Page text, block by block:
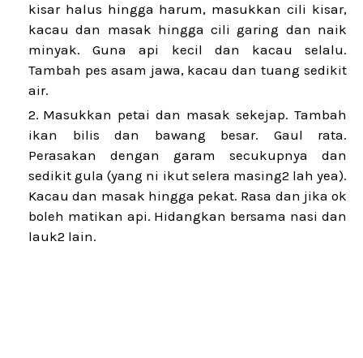
kisar halus hingga harum, masukkan cili kisar,
kacau dan masak hingga cili garing dan naik
minyak. Guna api kecil dan kacau selalu.
Tambah pes asam jawa, kacau dan tuang sedikit
air.
Masukkan petai dan masak sekejap. Tambah
ikan bilis dan bawang besar. Gaul rata.
Perasakan dengan garam secukupnya dan
sedikit gula (yang ni ikut selera masing2 lah yea).
Kacau dan masak hingga pekat. Rasa dan jika ok
boleh matikan api. Hidangkan bersama nasi dan
lauk2 lain.